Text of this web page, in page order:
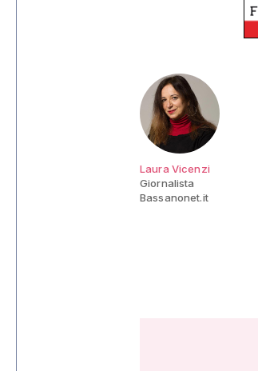
Laura Vicenzi
Giornalista
Bassanonet.it